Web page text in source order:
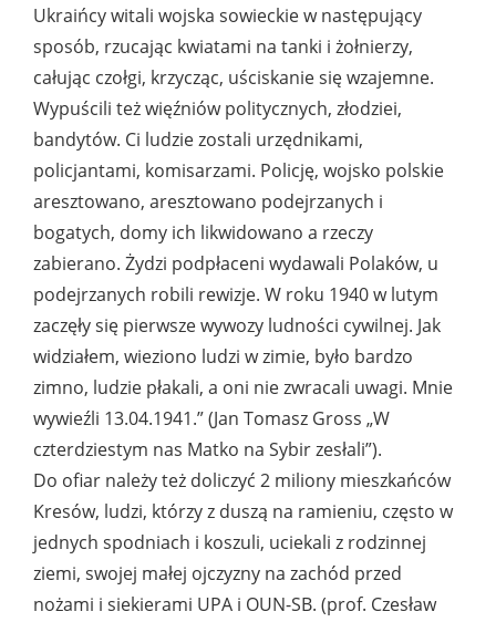
Ukraińcy witali wojska sowieckie w następujący
sposób, rzucając kwiatami na tanki i żołnierzy,
całując czołgi, krzycząc, uściskanie się wzajemne.
Wypuścili też więźniów politycznych, złodziei,
bandytów. Ci ludzie zostali urzędnikami,
policjantami, komisarzami. Policję, wojsko polskie
aresztowano, aresztowano podejrzanych i
bogatych, domy ich likwidowano a rzeczy
zabierano. Żydzi podpłaceni wydawali Polaków, u
podejrzanych robili rewizje. W roku 1940 w lutym
zaczęły się pierwsze wywozy ludności cywilnej. Jak
widziałem, wieziono ludzi w zimie, było bardzo
zimno, ludzie płakali, a oni nie zwracali uwagi. Mnie
wywieźli 13.04.1941.” (Jan Tomasz Gross „W
czterdziestym nas Matko na Sybir zesłali”).
Do ofiar należy też doliczyć 2 miliony mieszkańców
Kresów, ludzi, którzy z duszą na ramieniu, często w
jednych spodniach i koszuli, uciekali z rodzinnej
ziemi, swojej małej ojczyzny na zachód przed
nożami i siekierami UPA i OUN-SB. (prof. Czesław